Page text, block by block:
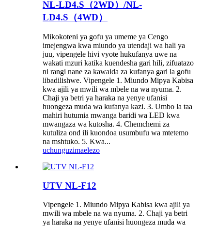
NL-LD4.S（2WD）/NL-
LD4.S（4WD）
Mikokoteni ya gofu ya umeme ya Cengo
imejengwa kwa miundo ya utendaji wa hali ya
juu, vipengele hivi vyote hukufanya uwe na
wakati mzuri katika kuendesha gari hili, zifuatazo
ni rangi nane za kawaida za kufanya gari la gofu
libadilishwe. Vipengele 1. Miundo Mipya Kabisa
kwa ajili ya mwili wa mbele na wa nyuma. 2.
Chaji ya betri ya haraka na yenye ufanisi
huongeza muda wa kufanya kazi. 3. Umbo la taa
mahiri hutumia mwanga baridi wa LED kwa
mwangaza wa kutosha. 4. Chemchemi za
kutuliza ond ili kuondoa usumbufu wa mtetemo
na mshtuko. 5. Kwa...
uchunguzimaelezo
UTV NL-F12
Vipengele 1. Miundo Mipya Kabisa kwa ajili ya
mwili wa mbele na wa nyuma. 2. Chaji ya betri
ya haraka na yenye ufanisi huongeza muda wa